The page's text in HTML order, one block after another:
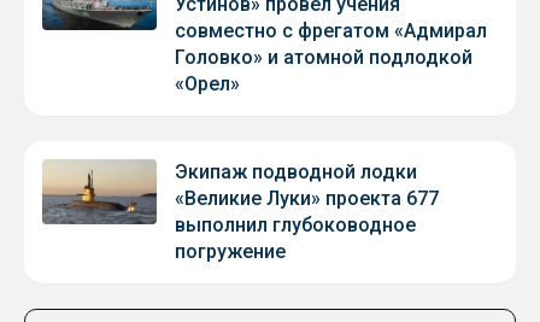
Устинов» провел учения
совместно с фрегатом «Адмирал
Головко» и атомной подлодкой
«Орел»
Экипаж подводной лодки
«Великие Луки» проекта 677
выполнил глубоководное
погружение